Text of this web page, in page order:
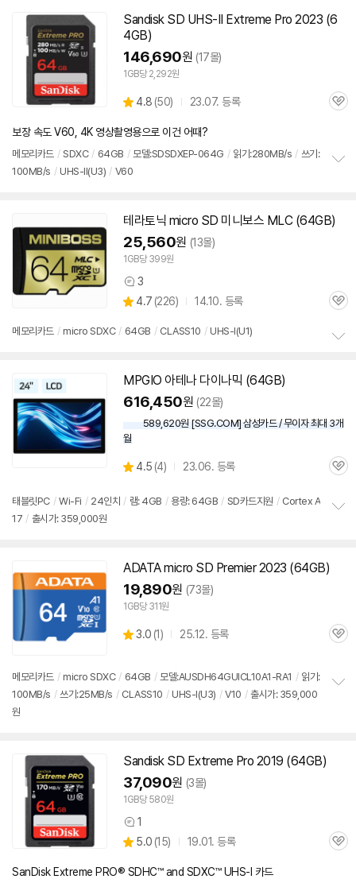
Sandisk SD UHS-II Extreme Pro 2023 (6
4GB)
146,690원 (17몰)
1GB당 2,292원
별
점
4.8 (상
리
뷰
50) 23.07. 등록
관
보장 속도 V60, 4K 영상촬영용으로 이건 어때?
메모리 카드 / SDXC / 64GB / 모델:SDSDXEP-064G / 읽기:280MB/s / 쓰기:
100MB/s / UHS-II(U3) / V60
테라토닉 micro SD 미니보스 MLC (64GB)
25,560원 (13몰)
1GB당 399원
상
품
견
3
별
점
4.7 (상
리
226) 14.10. 등록
관
메모리 카드 / micro SDXC / 64GB / CLASS10 / UHS-I(U1)
MPGIO 아테나 다이나믹 (64GB)
616,450원 (22몰)
589,620원 [SSG.COM] 삼성카드 / 무이자 최대 3개
월
별
4.5 (상
리
4) 23.06. 등록
관
태블릿PC / Wi-Fi / 24인치 / 램: 4GB / 용량: 64GB / SD카드지원 / Cortex A
17 / 출시가: 359,000원
ADATA micro SD Premier 2023 (64GB)
19,890원 (73몰)
1GB당 311원
별
3.0 (상
1) 25.12. 등록
관
메모리 카드 / micro SDXC / 64GB / 모델:AUSDH64GUICL10A1-RA1 / 읽기:
100MB/s / 쓰기:25MB/s / CLASS10 / UHS-I(U3) / V10 / 출시가: 359,000
원
Sandisk SD Extreme Pro 2019 (64GB)
37,090원 (3몰)
1GB당 580원
상
품
견
1
별
점
5.0 (상
리
15) 19.01. 등록
관
SanDisk Extreme PRO® SDHC™ and SDXC™ UHS-I 카드